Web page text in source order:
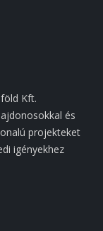
Kft.
és
projekteket
igényekhez